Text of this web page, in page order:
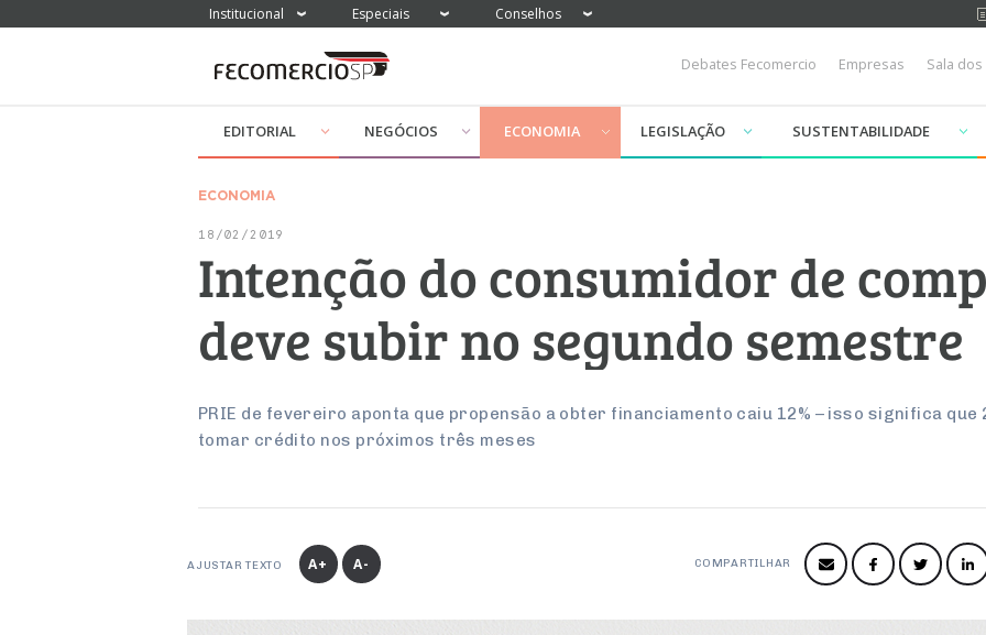
Institucional Especiais Conselhos
Debates Fecomercio Empresas Sala
EDITORIAL NEGÓCIOS ECONOMIA LEGISLAÇÃO SUSTENTABILIDADE
ECONOMIA
18/02/2019
Intenção do consumidor de
deve subir no segundo semestre
PRIE de fevereiro aponta que propensão a obter financiamento caiu 12% – isso significa que
tomar crédito nos próximos três meses
AJUSTAR TEXTO A+ A- COMPARTILHAR